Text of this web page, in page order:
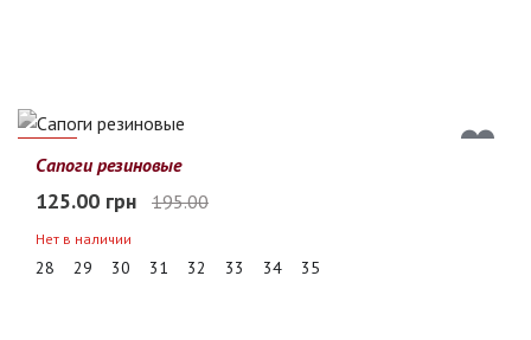
36%
Сапоги резиновые
125.00 грн 195.00
Нет в наличии
28 29 30 31 32 33 34 35